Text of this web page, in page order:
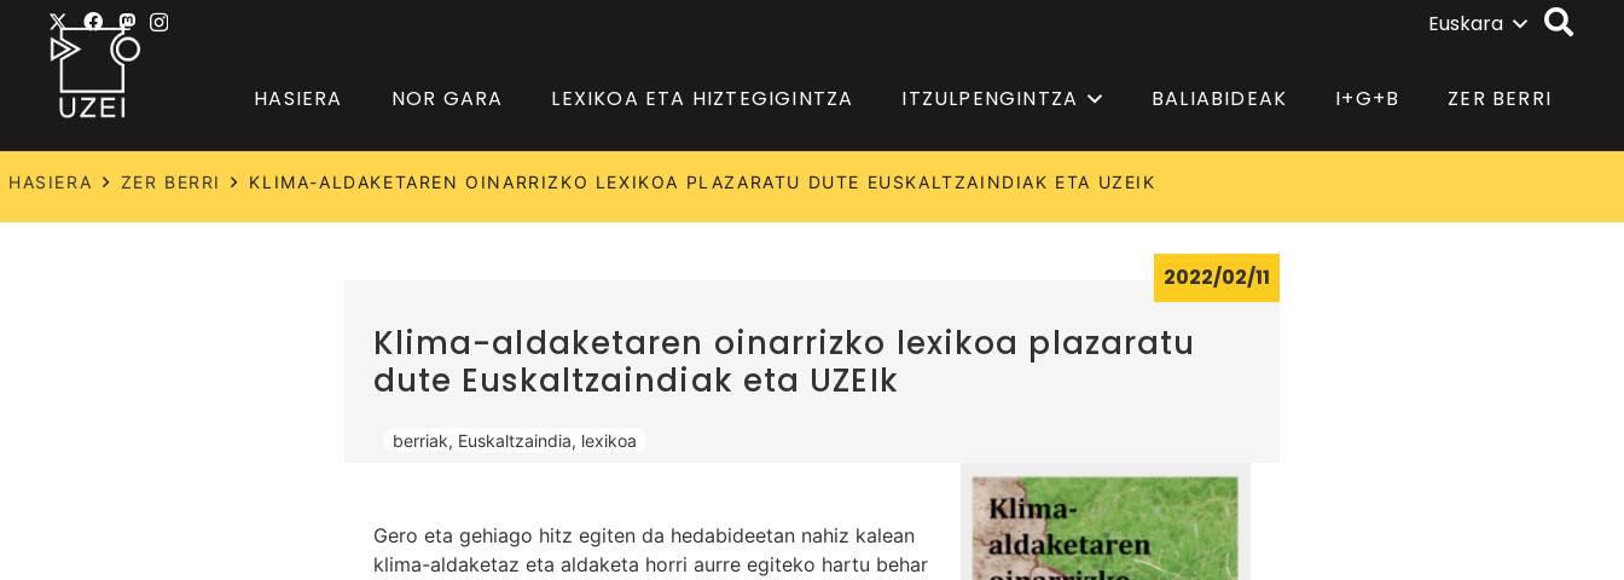
Euskara
HASIERA NOR GARA LEXIKOA ETA HIZTEGIGINTZA ITZULPENGINTZA BALIABIDEAK I+G+B ZER BERRI
HASIERA ZER BERRI KLIMA-ALDAKETAREN OINARRIZKO LEXIKOA PLAZARATU DUTE EUSKALTZAINDIAK ETA UZEIK
Klima-aldaketaren oinarrizko lexikoa plazaratu
dute Euskaltzaindiak eta UZEIk
berriak, Euskaltzaindia, lexikoa
2022/02/11
Gero eta gehiago hitz egiten da hedabideetan nahiz kalean
klima-aldaketaz eta aldaketa horri aurre egiteko hartu behar